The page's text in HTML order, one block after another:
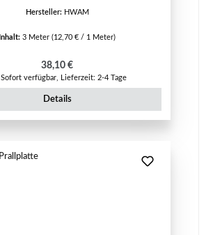
Hersteller: HWAM
Inhalt: 3 Meter (12,70 € / 1 Meter)
Regulärer Preis:
38,10 €
Sofort verfügbar, Lieferzeit: 2-4 Tage
Details